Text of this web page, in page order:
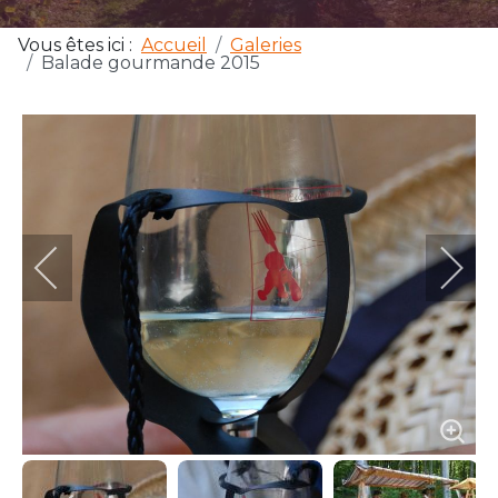
Vous êtes ici : Accueil
Galeries
Balade gourmande 2015